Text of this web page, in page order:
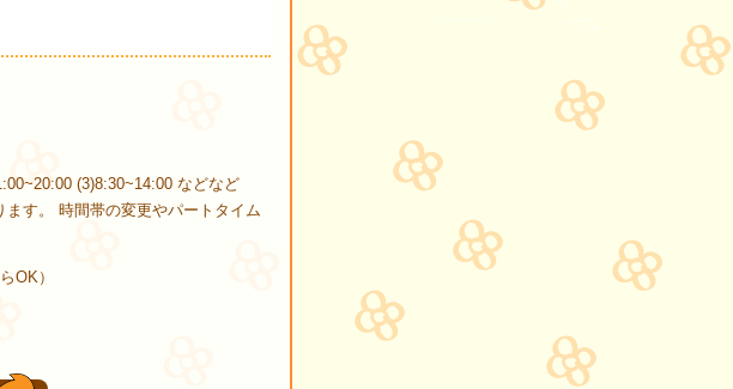
(3)8:30~14:00 などなど
ます。 時間帯の変更やパートタイム
OK）